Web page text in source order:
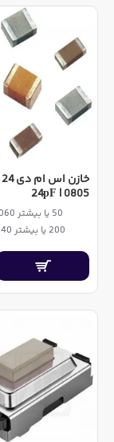
0805 | 24pF
50 یا بیشتر 21,060ریال
200 یا بیشتر 19,240ریال